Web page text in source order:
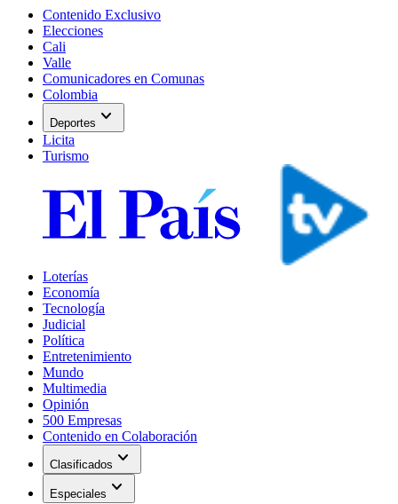
Contenido Exclusivo
Elecciones
Cali
Valle
Comunicadores en Comunas
Colombia
Deportes expand_more
Licita
Turismo
Loterías
Economía
Tecnología
Judicial
Política
Entretenimiento
Mundo
Multimedia
Opinión
500 Empresas
Contenido en Colaboración
Clasificados expand_more
Especiales expand_more